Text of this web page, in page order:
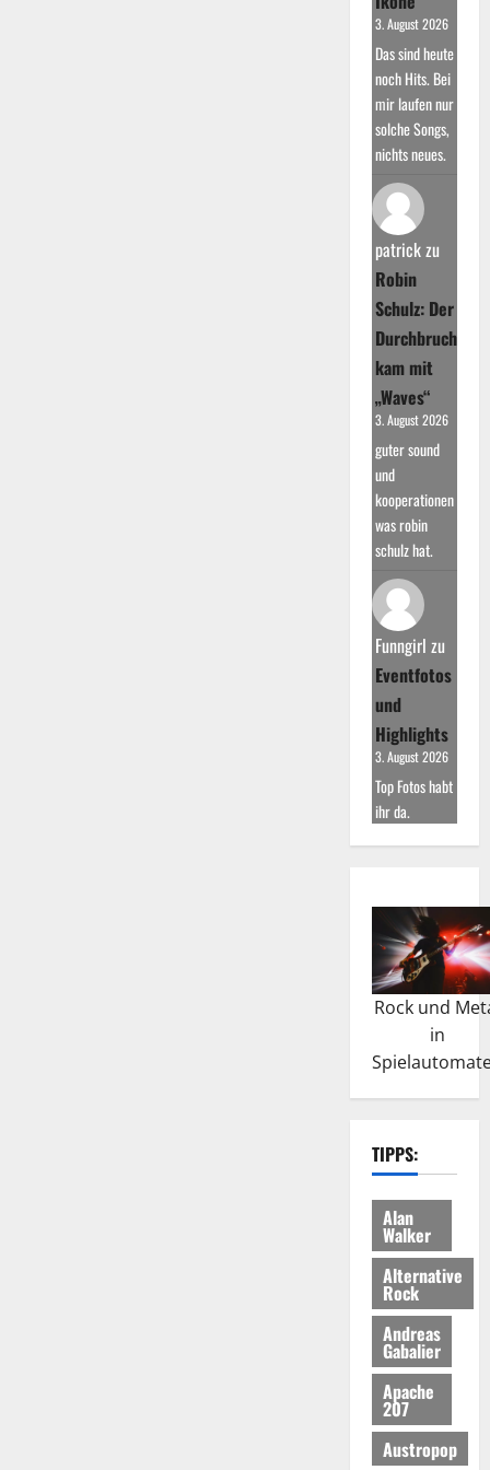
3. August 2026
Das sind heute
noch Hits. Bei
mir laufen nur
solche Songs,
nichts neues.
patrickzu
Robin
Schulz: Der
Durchbruch
kam mit
„Waves“
3. August 2026
guter sound
und
kooperationen
was robin
schulz hat.
Funngirl zu
Eventfotos
und
Highlights
3. August 2026
Top Fotos habt
ihr da.
Rock und
in
TIPPS:
Alan
Walker
Alternative
Rock
Andreas
Gabalier
Apache
207
Austropop